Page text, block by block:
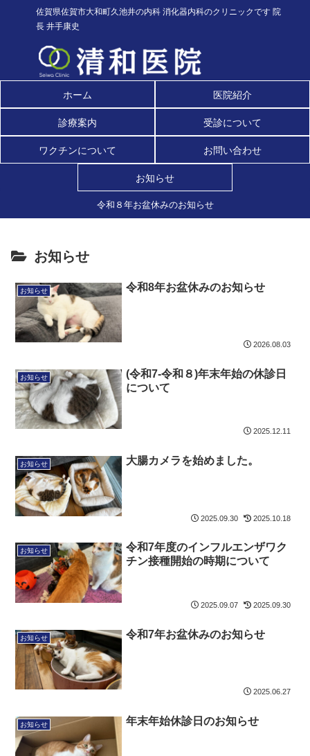
佐賀県佐賀市大和町久池井の内科 消化器内科のクリニックです 院
長 井手康史
ホーム 医院紹介
診療案内 受診について
ワクチンについて お問い合わせ
お知らせ
令和８年お盆休みのお知らせ
お知らせ
お知らせ 令和8年お盆休みのお知らせ
2026.08.03
お知らせ
(令和7-令和８)年末年始の休診日
について
2025.12.11
お知らせ 大腸カメラを始めました。
2025.09.30 2025.10.18
お知らせ
令和7年度のインフルエンザワク
チン接種開始の時期について
2025.09.07 2025.09.30
お知らせ 令和7年お盆休みのお知らせ
2025.06.27
お知らせ 年末年始休診日のお知らせ